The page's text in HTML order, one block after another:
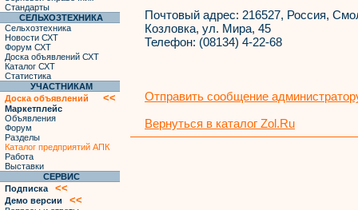
Стандарты
СЕЛЬХОЗТЕХНИКА
Сельхозтехника
Новости СХТ
Форум СХТ
Доска объявлений СХТ
Каталог СХТ
Статистика
УЧАСТНИКАМ
Доска объявлений
<<
Маркетплейс
Объявления
Форум
Разделы
Каталог предприятий АПК
Работа
Выставки
СЕРВИС
Подписка
<<
Демо версии <<
Почтовый адрес: 216527, Россия,
Козловка, ул. Мира, 45
Телефон: (08134) 4-22-68
Отправить сообщение
Вернуться в каталог Zol.Ru